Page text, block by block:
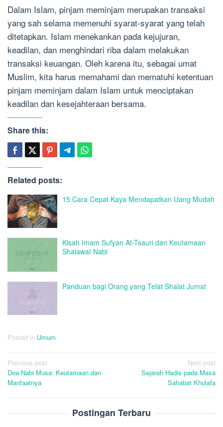
Dalam Islam, pinjam meminjam merupakan transaksi
yang sah selama memenuhi syarat-syarat yang telah
ditetapkan. Islam menekankan pada kejujuran,
keadilan, dan menghindari riba dalam melakukan
transaksi keuangan. Oleh karena itu, sebagai umat
Muslim, kita harus memahami dan mematuhi ketentuan
pinjam meminjam dalam Islam untuk menciptakan
keadilan dan kesejahteraan bersama.
Share this:
Related posts:
15 Cara Cepat Kaya Mendapatkan Uang Mudah
Kisah Imam Sufyan At-Tsauri dan Keutamaan
Shalawat Nabi
Panduan bagi Orang yang Telat Shalat Jumat
Posted in Umum
Post
navigation
Previous post
Doa Nabi Musa: Keutamaan dan
Manfaatnya
Next post
Sejarah Hadis pada Masa
Sahabat Khulafa
Postingan Terbaru